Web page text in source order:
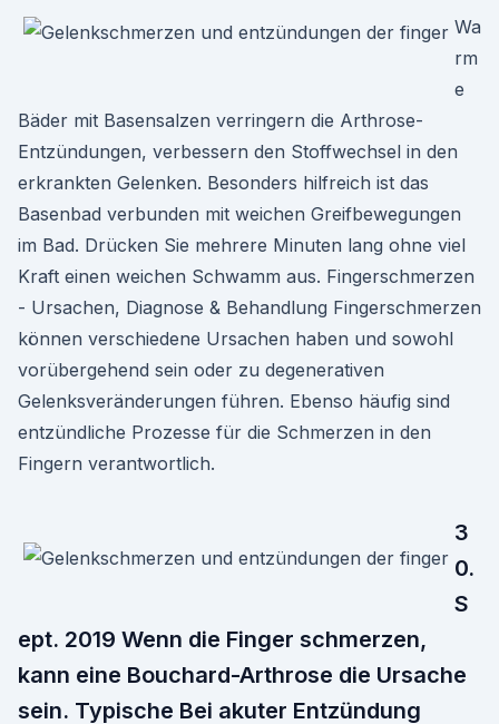
Wa
rm
e
Bäder mit Basensalzen verringern die Arthrose-
Entzündungen, verbessern den Stoffwechsel in den
erkrankten Gelenken. Besonders hilfreich ist das
Basenbad verbunden mit weichen Greifbewegungen
im Bad. Drücken Sie mehrere Minuten lang ohne viel
Kraft einen weichen Schwamm aus. Fingerschmerzen
- Ursachen, Diagnose & Behandlung Fingerschmerzen
können verschiedene Ursachen haben und sowohl
vorübergehend sein oder zu degenerativen
Gelenksveränderungen führen. Ebenso häufig sind
entzündliche Prozesse für die Schmerzen in den
Fingern verantwortlich.
3
0.
S
ept. 2019 Wenn die Finger schmerzen,
kann eine Bouchard-Arthrose die Ursache
sein. Typische Bei akuter Entzündung